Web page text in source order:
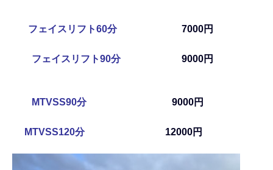
フェイスリフト60分 7000円
フェイスリフト90分 9000円
MTVSS90分 9000円
MTVSS120分 12000円